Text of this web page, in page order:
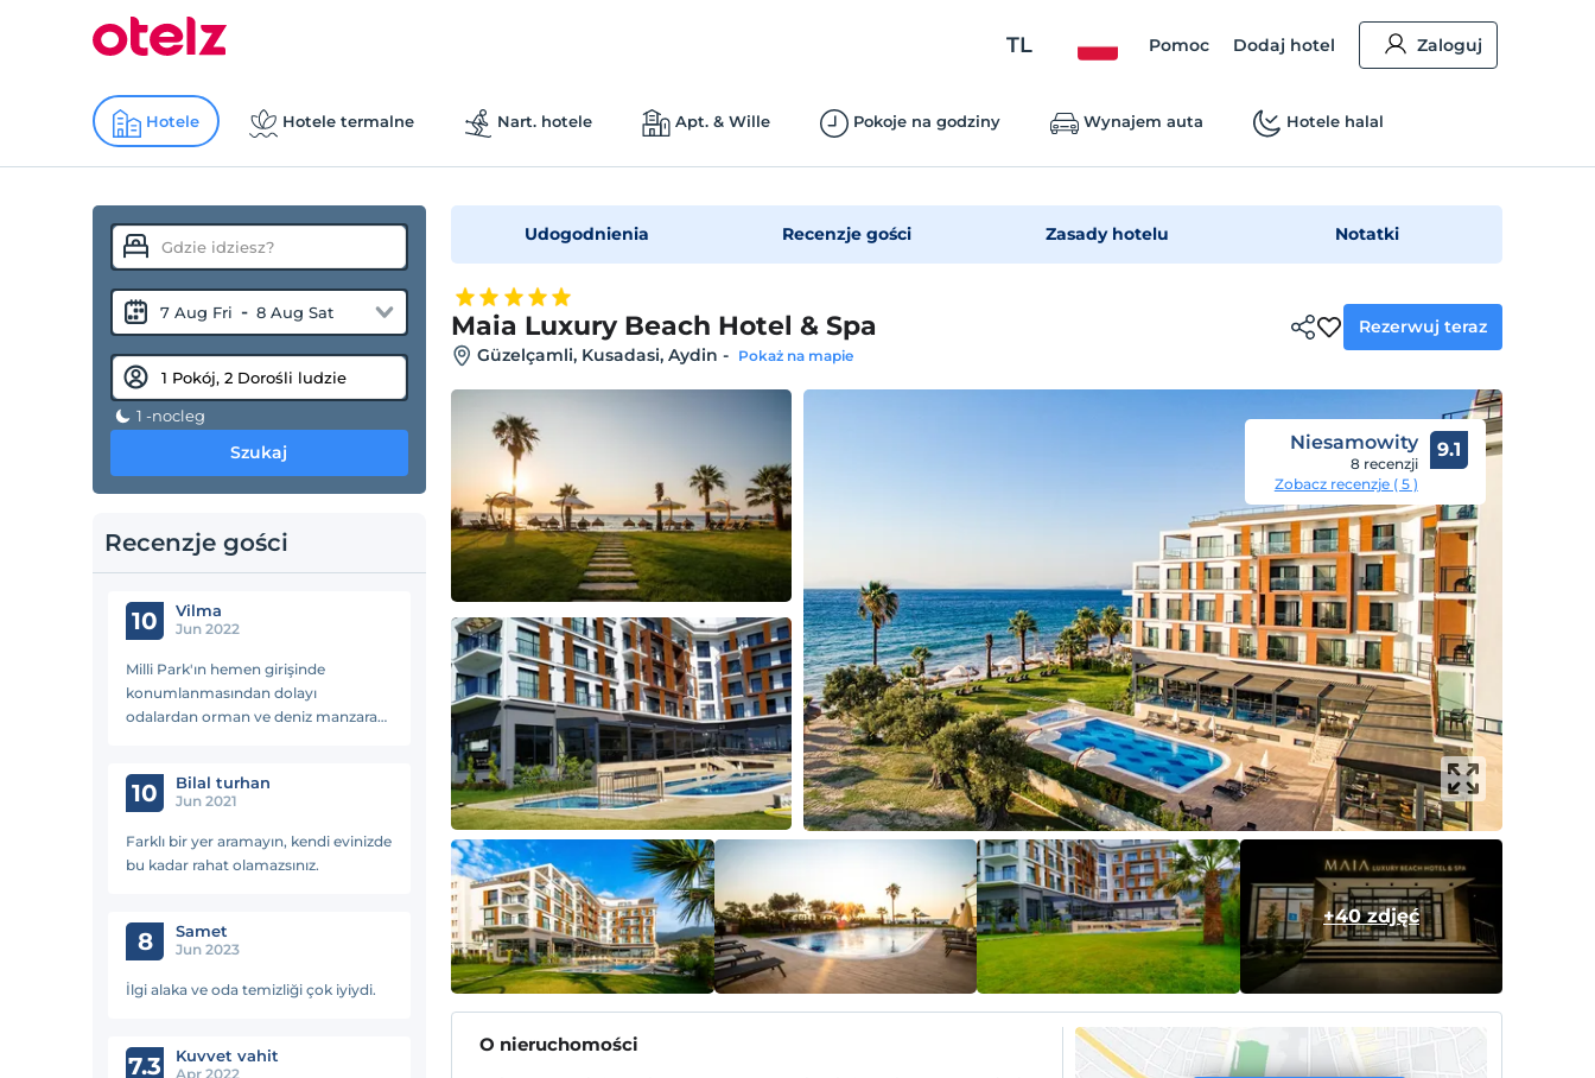
TL Pomoc Dodaj hotel Zaloguj
Hotele Hotele termalne Nart. hotele Apt. & Wille Pokoje na godziny Wynajem auta Hotele halal
7 Aug Fri - 8 Aug Sat
1 -nocleg
Szukaj
Recenzje gości
10 Vi̇lma
Jun 2022
Milli Park'ın hemen girişinde
konumlanmasından dolayı
odalardan orman ve deniz manzarası
Odaların balkonları iç dizayn çok
kullanışlı ve güzeldi. Odalar yeni ve
konforlu. Otel yemekleri çok
lezzetliydi, her gün ayrı keyifli
10 Bilal turhan
Jun 2021
Farklı bir yer aramayın, kendi evinizde
bu kadar rahat olamazsınız.
8 Samet
Jun 2023
İlgi alaka ve oda temizliği çok iyiydi.
7.3 Kuvvet vahit
Apr 2022
Udogodnienia Recenzje gości Zasady hotelu Notatki
Maia Luxury Beach Hotel & Spa
Güzelçamli, Kusadasi, Aydin - Pokaż na mapie
Rezerwuj teraz
Niesamowity
8 recenzji
Zobacz recenzje ( 5 )
9.1
+40 zdjęć
O nieruchomości